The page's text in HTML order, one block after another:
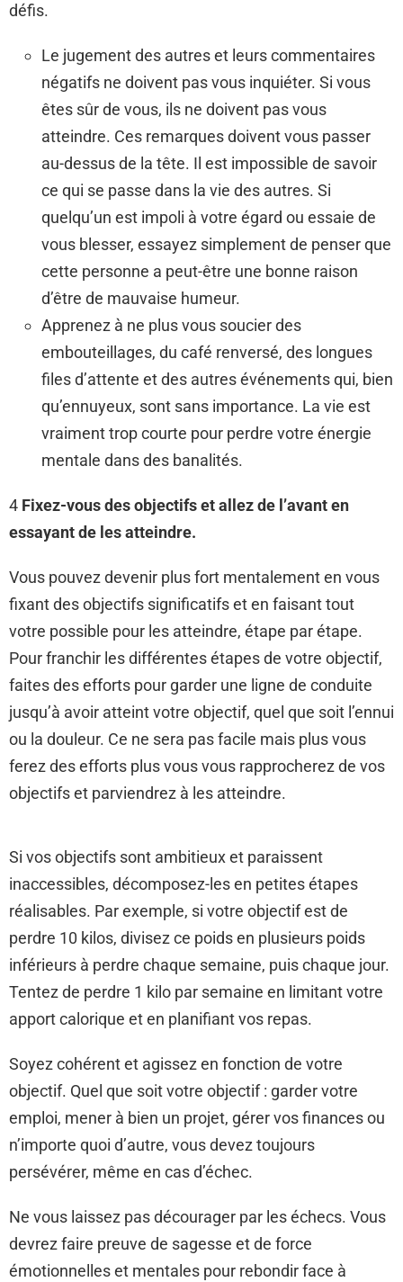
défis.
Le jugement des autres et leurs commentaires
négatifs ne doivent pas vous inquiéter. Si vous
êtes sûr de vous, ils ne doivent pas vous
atteindre. Ces remarques doivent vous passer
au-dessus de la tête. Il est impossible de savoir
ce qui se passe dans la vie des autres. Si
quelqu’un est impoli à votre égard ou essaie de
vous blesser, essayez simplement de penser que
cette personne a peut-être une bonne raison
d’être de mauvaise humeur.
Apprenez à ne plus vous soucier des
embouteillages, du café renversé, des longues
files d’attente et des autres événements qui, bien
qu’ennuyeux, sont sans importance. La vie est
vraiment trop courte pour perdre votre énergie
mentale dans des banalités.
4 Fixez-vous des objectifs et allez de l’avant en
essayant de les atteindre.
Vous pouvez devenir plus fort mentalement en vous
fixant des objectifs significatifs et en faisant tout
votre possible pour les atteindre, étape par étape.
Pour franchir les différentes étapes de votre objectif,
faites des efforts pour garder une ligne de conduite
jusqu’à avoir atteint votre objectif, quel que soit l’ennui
ou la douleur. Ce ne sera pas facile mais plus vous
ferez des efforts plus vous vous rapprocherez de vos
objectifs et parviendrez à les atteindre.
Si vos objectifs sont ambitieux et paraissent
inaccessibles, décomposez-les en petites étapes
réalisables. Par exemple, si votre objectif est de
perdre 10 kilos, divisez ce poids en plusieurs poids
inférieurs à perdre chaque semaine, puis chaque jour.
Tentez de perdre 1 kilo par semaine en limitant votre
apport calorique et en planifiant vos repas.
Soyez cohérent et agissez en fonction de votre
objectif. Quel que soit votre objectif : garder votre
emploi, mener à bien un projet, gérer vos finances ou
n’importe quoi d’autre, vous devez toujours
persévérer, même en cas d’échec.
Ne vous laissez pas décourager par les échecs. Vous
devrez faire preuve de sagesse et de force
émotionnelles et mentales pour rebondir face à